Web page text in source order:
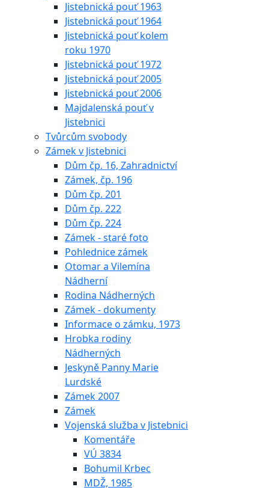
Jistebnická pouť 1963
Jistebnická pouť 1964
Jistebnická pouť kolem
roku 1970
Jistebnická pouť 1972
Jistebnická pouť 2005
Jistebnická pouť 2006
Majdalenská pouť v
Jistebnici
Tvůrcům svobody
Zámek v Jistebnici
Dům čp. 16, Zahradnictví
Zámek, čp. 196
Dům čp. 201
Dům čp. 222
Dům čp. 224
Zámek - staré foto
Pohlednice zámek
Otomar a Vilemína
Nádherní
Rodina Nádherných
Zámek - dokumenty
Informace o zámku, 1973
Hrobka rodiny
Nádherných
Jeskyně Panny Marie
Lurdské
Zámek 2007
Zámek
Vojenská služba v Jistebnici
Komentáře
VÚ 3834
Bohumil Krbec
MDŽ, 1985